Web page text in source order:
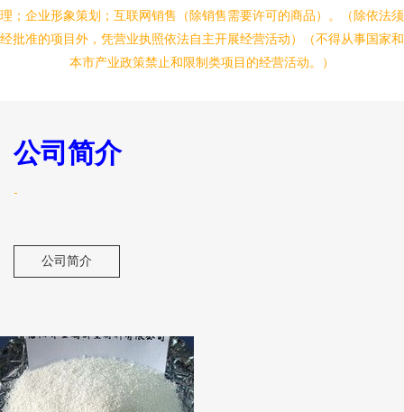
理；企业形象策划；互联网销售（除销售需要许可的商品）。（除依法须
经批准的项目外，凭营业执照依法自主开展经营活动）（不得从事国家和
本市产业政策禁止和限制类项目的经营活动。）
公司简介
-
公司简介